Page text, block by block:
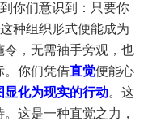
你们意识到：只要你
种组织形式便能成为
，无需袖手旁观，也
。你们凭借直觉便能心
显化为现实的行动。这
这是一种直觉之力，